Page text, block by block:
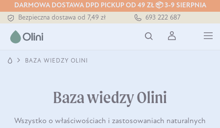
DARMOWA DOSTAWA DPD PICKUP OD 49 ZŁ 📦 3-9 SIERPNIA
Tłoczony zawsze na zimno
Bezpieczna dostawa od 7,49 zł
Darmowa dostawa od 199 zł
Tłoczony zawsze na zimno
693 222 687
BAZA WIEDZY OLINI
Baza wiedzy Olini
Wszystko o właściwościach i zastosowaniach naturalnych